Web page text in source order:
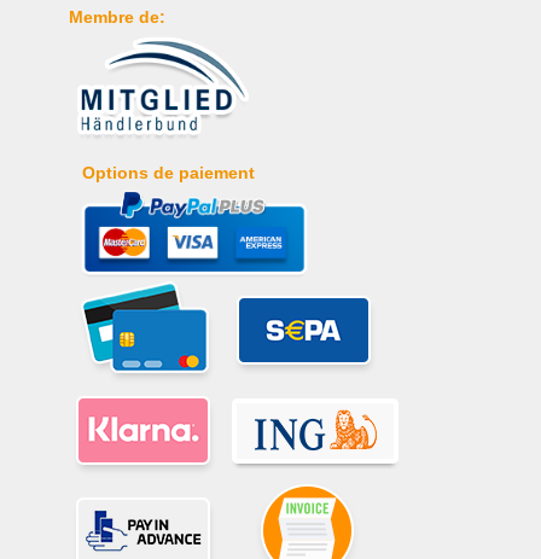
Membre de:
Options de paiement